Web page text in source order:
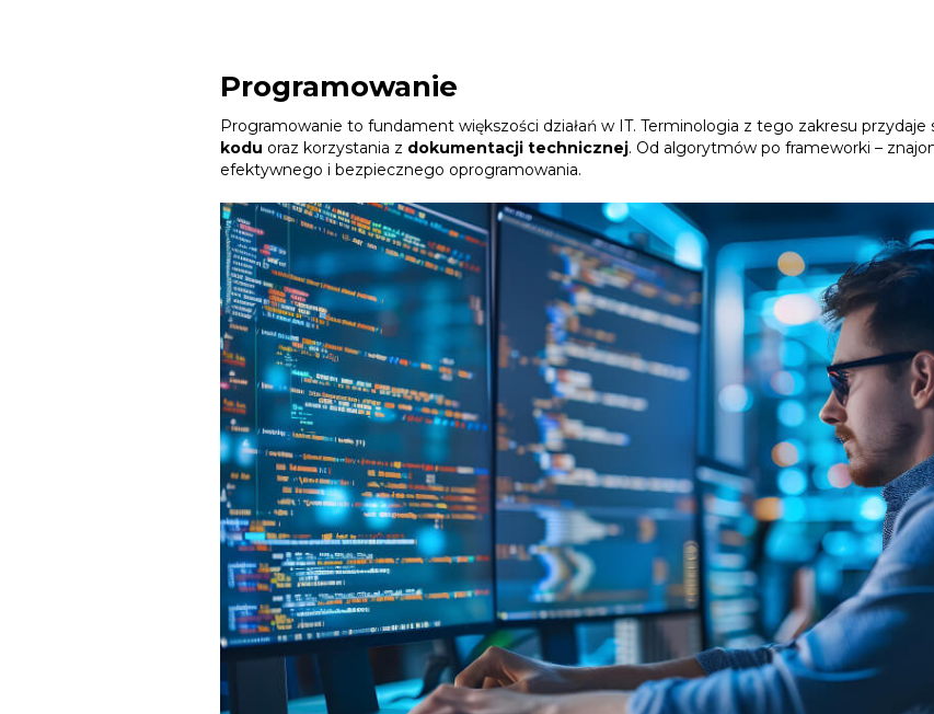
Programowanie
Programowanie to fundament większości działań w IT. Terminologia z tego zakresu przydaje
kodu oraz korzystania z dokumentacji technicznej. Od algorytmów po frameworki –
efektywnego i bezpiecznego oprogramowania.